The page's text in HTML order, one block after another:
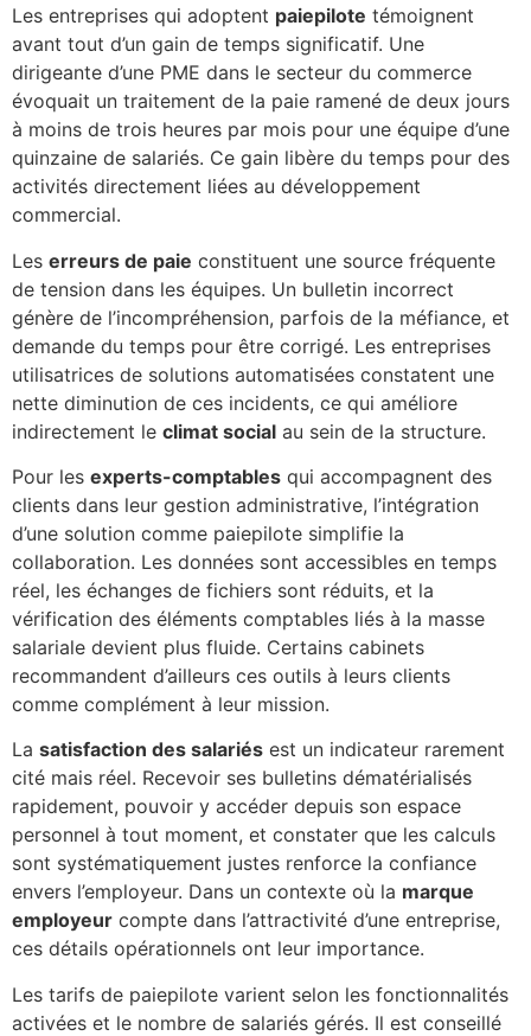
Les entreprises qui adoptent paiepilote témoignent
avant tout d’un gain de temps significatif. Une
dirigeante d’une PME dans le secteur du commerce
évoquait un traitement de la paie ramené de deux jours
à moins de trois heures par mois pour une équipe d’une
quinzaine de salariés. Ce gain libère du temps pour des
activités directement liées au développement
commercial.
Les erreurs de paie constituent une source fréquente
de tension dans les équipes. Un bulletin incorrect
génère de l’incompréhension, parfois de la méfiance, et
demande du temps pour être corrigé. Les entreprises
utilisatrices de solutions automatisées constatent une
nette diminution de ces incidents, ce qui améliore
indirectement le climat social au sein de la structure.
Pour les experts-comptables qui accompagnent des
clients dans leur gestion administrative, l’intégration
d’une solution comme paiepilote simplifie la
collaboration. Les données sont accessibles en temps
réel, les échanges de fichiers sont réduits, et la
vérification des éléments comptables liés à la masse
salariale devient plus fluide. Certains cabinets
recommandent d’ailleurs ces outils à leurs clients
comme complément à leur mission.
La satisfaction des salariés est un indicateur rarement
cité mais réel. Recevoir ses bulletins dématérialisés
rapidement, pouvoir y accéder depuis son espace
personnel à tout moment, et constater que les calculs
sont systématiquement justes renforce la confiance
envers l’employeur. Dans un contexte où la marque
employeur compte dans l’attractivité d’une entreprise,
ces détails opérationnels ont leur importance.
Les tarifs de paiepilote varient selon les fonctionnalités
activées et le nombre de salariés gérés. Il est conseillé